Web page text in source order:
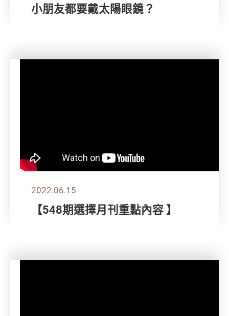
小朋友都要戴太陽眼鏡？
2022.06.15
【548期選擇月刊重點內容 】